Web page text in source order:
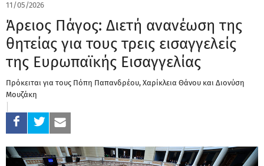
11/05/2026
Άρειος Πάγος: Διετή ανανέωση της
θητείας για τους τρεις εισαγγελείς
της Ευρωπαϊκής Εισαγγελίας
Πρόκειται για τους Πόπη Παπανδρέου, Χαρίκλεια Θάνου και Διονύση
Μουζάκη